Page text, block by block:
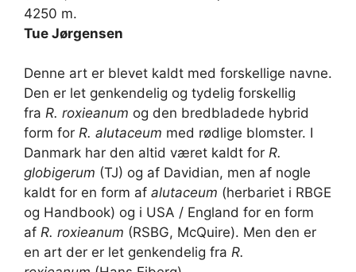
4250 m.
Tue Jørgensen
Denne art er blevet kaldt med forskellige navne.
Den er let genkendelig og tydelig forskellig
fra R. roxieanum og den bredbladede hybrid
form for R. alutaceum med rødlige blomster. I
Danmark har den altid været kaldt for R.
globigerum (TJ) og af Davidian, men af nogle
kaldt for en form af alutaceum (herbariet i RBGE
og Handbook) og i USA / England for en form
af R. roxieanum (RSBG, McQuire). Men den er
en art der er let genkendelig fra R.